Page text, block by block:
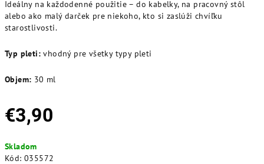
Ideálny na každodenné použitie – do kabelky, na pracovný stôl
alebo ako malý darček pre niekoho, kto si zaslúži chvíľku
starostlivosti.
Typ pleti: vhodný pre všetky typy pleti
Objem: 30 ml
€3,90
cena:
Skladom
Kód: 035572